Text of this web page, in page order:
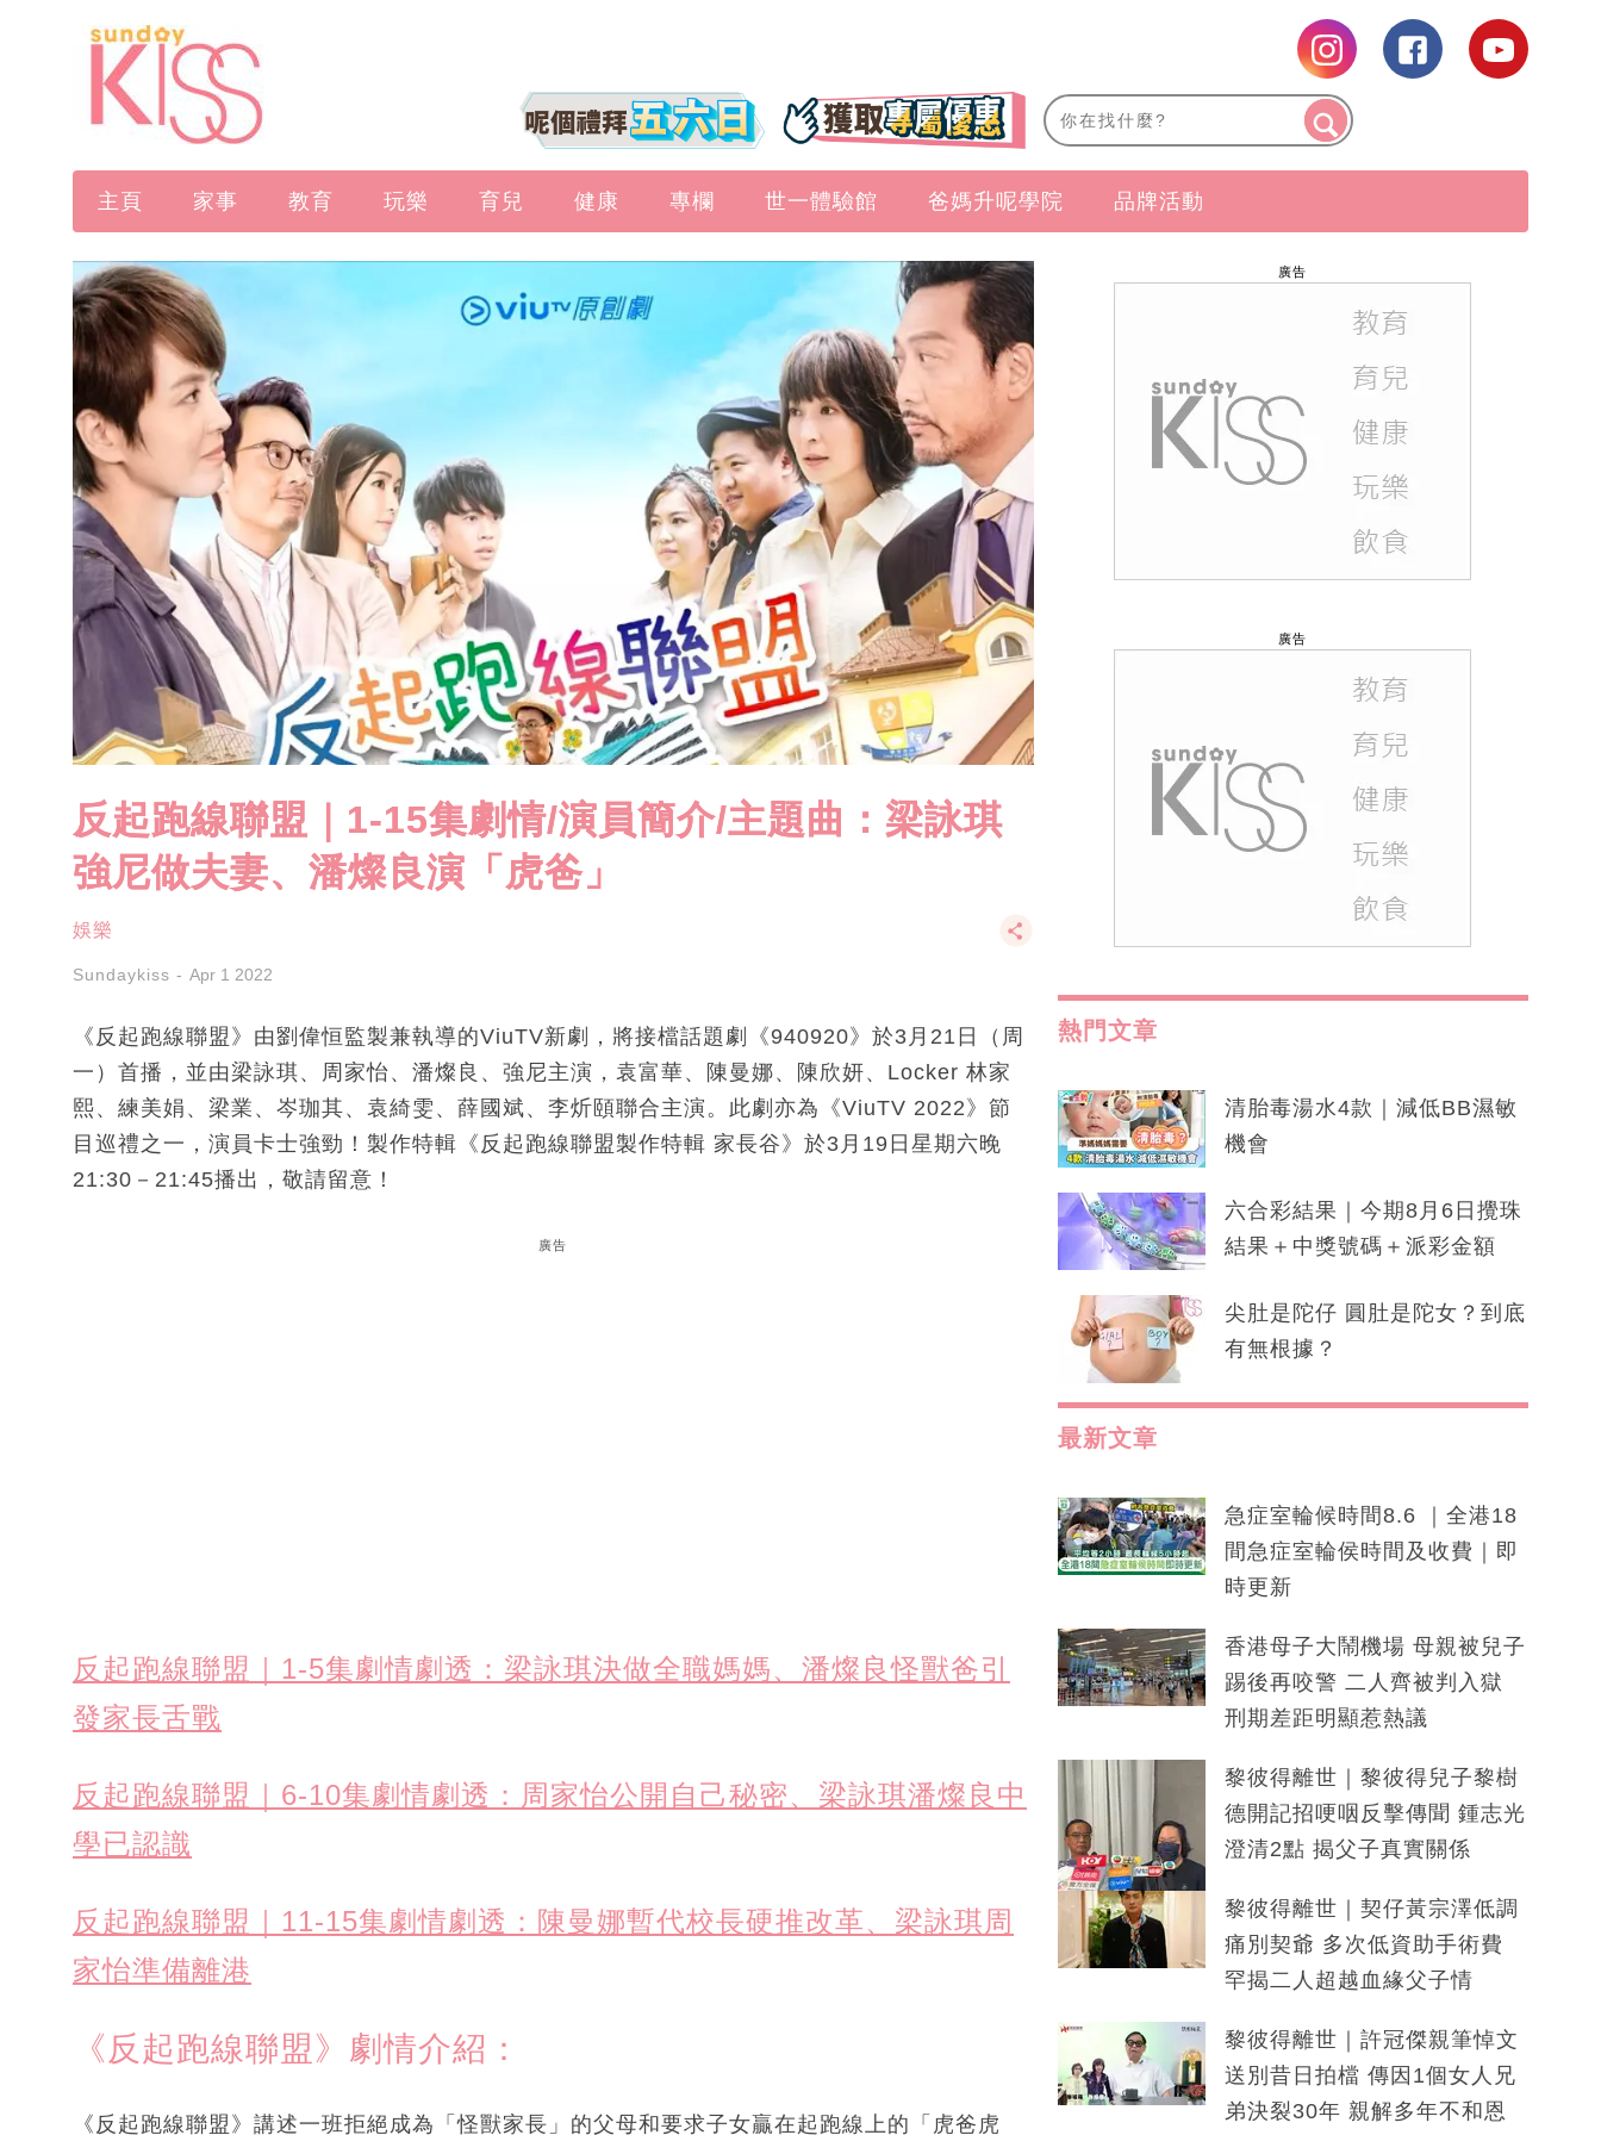
主頁 家事 教育 玩樂 育兒 健康 專欄 世一體驗館 爸媽升呢學院 品牌活動
反起跑線聯盟｜1-15集劇情/演員簡介/主題曲：梁詠琪
強尼做夫妻、潘燦良演「虎爸」
娛樂
Sundaykiss Apr 1 2022
《反起跑線聯盟》由劉偉恒監製兼執導的ViuTV新劇，將接檔話題劇《940920》於3月21日（周
一）首播，並由梁詠琪、周家怡、潘燦良、強尼主演，袁富華、陳曼娜、陳欣妍、Locker 林家
熙、練美娟、梁業、岑珈其、袁綺雯、薛國斌、李炘頤聯合主演。此劇亦為《ViuTV 2022》節
目巡禮之一，演員卡士強勁！製作特輯《反起跑線聯盟製作特輯 家長谷》於3月19日星期六晚
21:30－21:45播出，敬請留意！
廣告
反起跑線聯盟｜1-5集劇情劇透：梁詠琪決做全職媽媽、潘燦良怪獸爸引
發家長舌戰
反起跑線聯盟｜6-10集劇情劇透：周家怡公開自己秘密、梁詠琪潘燦良中
學已認識
反起跑線聯盟｜11-15集劇情劇透：陳曼娜暫代校長硬推改革、梁詠琪周
家怡準備離港
《反起跑線聯盟》劇情介紹：
《反起跑線聯盟》講述一班拒絕成為「怪獸家長」的父母和要求子女贏在起跑線上的「虎爸虎
廣告
廣告
熱門文章
清胎毒湯水4款｜減低BB濕敏
機會
六合彩結果｜今期8月6日攪珠
結果＋中獎號碼＋派彩金額
尖肚是陀仔 圓肚是陀女？到底
有無根據？
最新文章
急症室輪候時間8.6 ｜全港18
間急症室輪侯時間及收費｜即
時更新
香港母子大鬧機場 母親被兒子
踢後再咬警 二人齊被判入獄
刑期差距明顯惹熱議
黎彼得離世｜黎彼得兒子黎樹
德開記招哽咽反擊傳聞 鍾志光
澄清2點 揭父子真實關係
黎彼得離世｜契仔黃宗澤低調
痛別契爺 多次低資助手術費
罕揭二人超越血緣父子情
黎彼得離世｜許冠傑親筆悼文
送別昔日拍檔 傳因1個女人兄
弟決裂30年 親解多年不和恩